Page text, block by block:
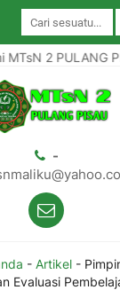
2 PULANG
-
- Artikel-
Evaluasi